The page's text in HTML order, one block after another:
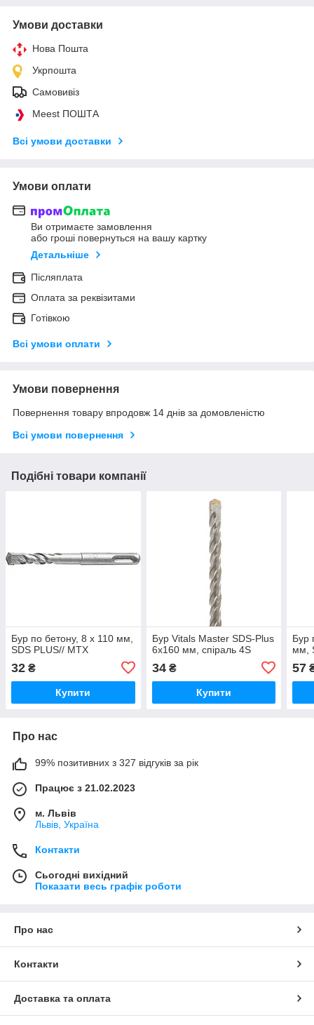
Умови доставки
Нова Пошта
Укрпошта
Самовивіз
Meest ПОШТА
Всі умови доставки
Умови оплати
Ви отримаєте замовлення
або гроші повернуться на вашу картку
Детальніше
Післяплата
Оплата за реквізитами
Готівкою
Всі умови оплати
Умови повернення
Повернення товару впродовж 14 днів за домовленістю
Всі умови повернення
Подібні товари компанії
Бур по бетону, 8 x 110 мм,
SDS PLUS// MTX
32 ₴
Купити
Бур Vitals Master SDS-Plus
6х160 мм, спіраль 4S
34₴
Купити
Бур
мм,
57
Про нас
99% позитивних з 327 відгуків за рік
Працює з 21.02.2023
м. Львів
Львів, Україна
Контакти
Сьогодні вихідний
Показати весь графік роботи
Про нас
Контакти
Доставка та оплата